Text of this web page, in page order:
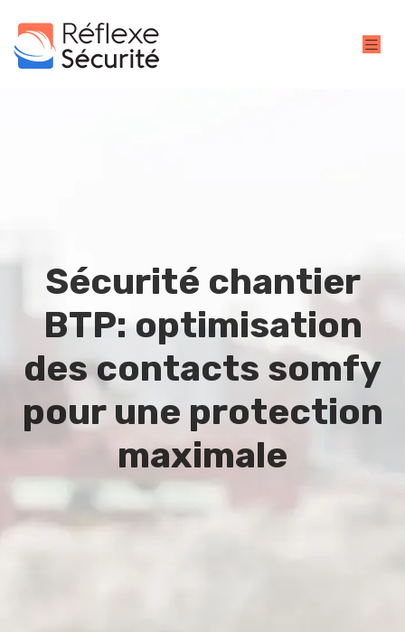
Sécurité chantier
BTP: optimisation
des contacts somfy
pour une protection
maximale